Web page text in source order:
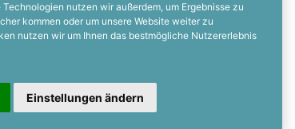
nutzen wir außerdem, um Ergebnisse zu
kommen oder um unsere Website weiter zu
nutzen wir um Ihnen das bestmögliche Nutzererlebnis
Einstellungen ändern
NOCH FRAGEN?